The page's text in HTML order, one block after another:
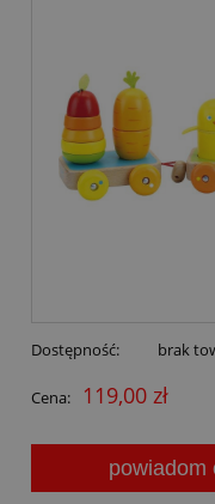
Dostępność: brak
Cena: 119,00 zł
powiadom